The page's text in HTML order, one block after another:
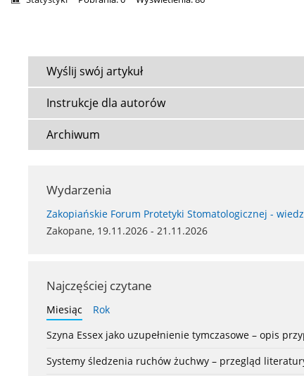
Wyślij swój artykuł
Instrukcje dla autorów
Archiwum
Wydarzenia
Zakopiańskie Forum Protetyki Stomatologicznej -
Zakopane, 19.11.2026 - 21.11.2026
Najczęściej czytane
Miesiąc
Rok
Szyna Essex jako uzupełnienie tymczasowe – opis
Systemy śledzenia ruchów żuchwy – przegląd